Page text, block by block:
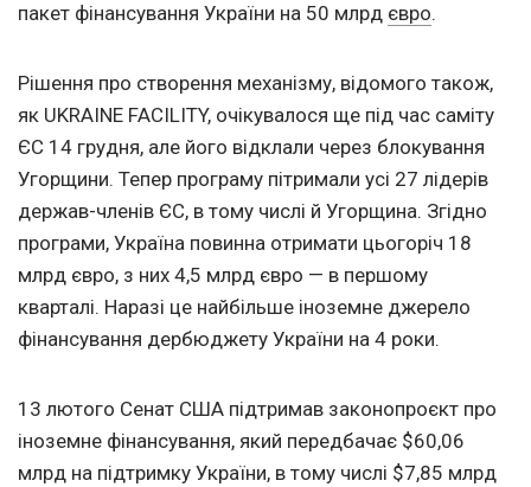
пакет фінансування України на 50 млрд євро.
Рішення про створення механізму, відомого також,
як UKRAINE FACILITY, очікувалося ще під час саміту
ЄС 14 грудня, але його відклали через блокування
Угорщини. Тепер програму пітримали усі 27 лідерів
держав-членів ЄС, в тому числі й Угорщина. Згідно
програми, Україна повинна отримати цьогоріч 18
млрд євро, з них 4,5 млрд євро — в першому
кварталі. Наразі це найбільше іноземне джерело
фінансування дербюджету України на 4 роки.
13 лютого Сенат США підтримав законопроєкт про
іноземне фінансування, який передбачає $60,06
млрд на підтримку України, в тому числі $7,85 млрд